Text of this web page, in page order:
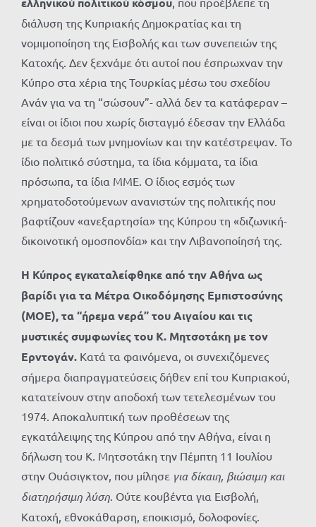
διάλυση της Κυπριακής Δημοκρατίας και τη
νομιμοποίηση της Εισβολής και των συνεπειών της
Κατοχής. Δεν ξεχνάμε ότι αυτοί που έσπρωχναν την
Κύπρο στα χέρια της Τουρκίας μέσω του σχεδίου
Ανάν για να τη “σώσουν”- αλλά δεν τα κατάφεραν –
είναι οι ίδιοι που χωρίς δισταγμό έδεσαν την Ελλάδα
με τα δεσμά των μνημονίων και την κατέστρεψαν. Το
ίδιο πολιτικό σύστημα, τα ίδια κόμματα, τα ίδια
πρόσωπα, τα ίδια ΜΜΕ. Ο ίδιος εσμός των
χρηματοδοτούμενων ανανιστών της πολιτικής που
βαφτίζουν «ανεξαρτησία» της Κύπρου τη «διζωνική-
δικοινοτική ομοσπονδία» και την Λιβανοποίησή της.
Η Κύπρος εγκαταλείφθηκε από την Αθήνα ως
βαρίδι για τα Μέτρα Οικοδόμησης Εμπιστοσύνης
(ΜΟΕ), τα “ήρεμα νερά” του Αιγαίου και τις
μυστικές συμφωνίες του Κ. Μητσοτάκη με τον
Ερντογάν. Κατά τα φαινόμενα, οι συνεχιζόμενες
σήμερα διαπραγματεύσεις δήθεν επί του Κυπριακού,
κατατείνουν στην αποδοχή των τετελεσμένων του
1974. Αποκαλυπτική των προθέσεων της
εγκατάλειψης της Κύπρου από την Αθήνα, είναι η
δήλωση του Κ. Μητσοτάκη την Πέμπτη 11 Ιουλίου
στην Ουάσιγκτον, που μίλησε για δίκαιη, βιώσιμη και
διατηρήσιμη λύση . Ούτε κουβέντα για Εισβολή,
Κατοχή, εθνοκάθαρση, εποικισμό, δολοφονίες.